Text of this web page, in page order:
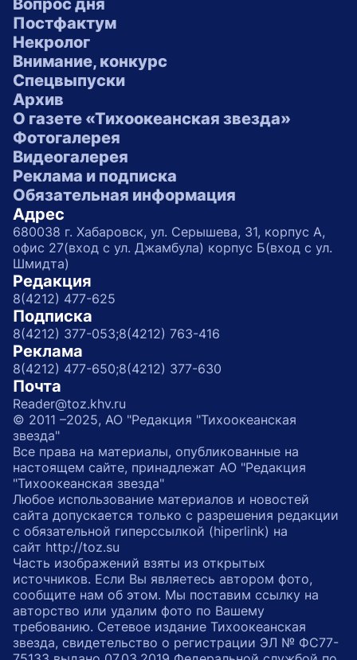
Вопрос дня
Постфактум
Некролог
Внимание, конкурс
Спецвыпуски
Архив
О газете «Тихоокеанская звезда»
Фотогалерея
Видеогалерея
Реклама и подписка
Обязательная информация
Адрес
680038 г. Хабаровск, ул. Серышева, 31, корпус А,
офис 27(вход с ул. Джамбула) корпус Б(вход с ул.
Шмидта)
Редакция
8(4212) 477-625
Подписка
8(4212) 377-053;8(4212) 763-416
Реклама
8(4212) 477-650;8(4212) 377-630
Почта
Reader@toz.khv.ru
© 2011 –2025, АО "Редакция "Тихоокеанская
звезда"
Все права на материалы, опубликованные на
настоящем сайте, принадлежат АО "Редакция
"Тихоокеанская звезда"
Любое использование материалов и новостей
сайта допускается только с разрешения редакции
с обязательной гиперссылкой (hiperlink) на
сайт http://toz.su
Часть изображений взяты из открытых
источников. Если Вы являетесь автором фото,
сообщите нам об этом. Мы поставим ссылку на
авторство или удалим фото по Вашему
требованию. Сетевое издание Тихоокеанская
звезда, свидетельство о регистрации ЭЛ № ФС77-